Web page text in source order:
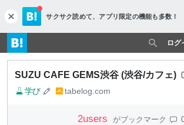
c
l
o
s
e
サクサク読めて、 アプリ限定の機能も多数！
ログ
SUZU CAFE GEMS渋谷 (渋谷/カフェ)
学び tabelog.com
2users がブックマーク